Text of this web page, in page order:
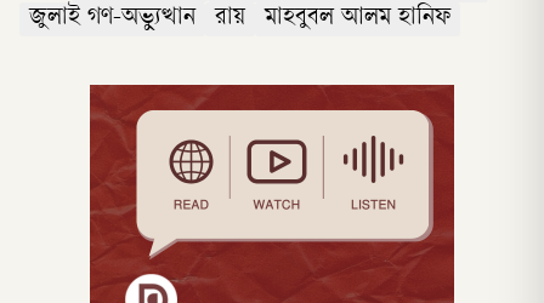
জুলাই গণ-অভ্যুত্থান
রায় মাহবুবল আলম হানিফ